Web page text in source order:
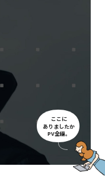
ここに
ありましたか
PV全編。